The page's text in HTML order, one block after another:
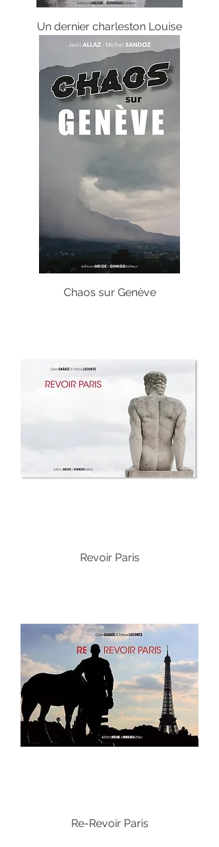
Un dernier charleston Louise
Chaos sur Genève
Revoir Paris
Re-Revoir Paris